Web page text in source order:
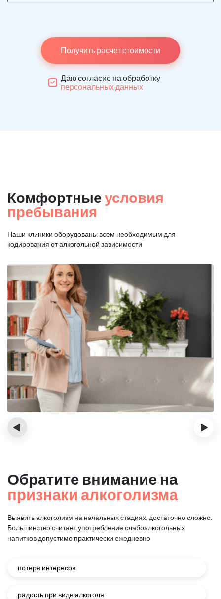
Получить расчет стоимости
Даю согласие на обработку
персональных данных
Комфортные условия
пребывания
Наши клиники оборудованы всем необходимым для
кодирования от алкогольной зависимости
‹ ›
Обратите внимание на
признаки алкоголизма
Выявить алкоголизм на начальных стадиях, достаточно сложно.
Большинство считает употребление слабоалкогольных
напитков допустимо практически ежедневно
потеря интересов
радость при виде алкоголя